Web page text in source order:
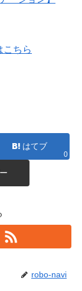
こちら
はてブ
0
robo-navi